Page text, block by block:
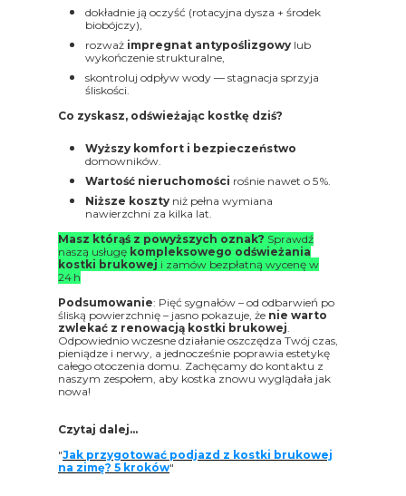
dokładnie ją oczyść (rotacyjna dysza + środek
biobójczy),
rozważ impregnat antypoślizgowy lub
wykończenie strukturalne,
skontroluj odpływ wody — stagnacja sprzyja
śliskości.
Co zyskasz, odświeżając kostkę dziś?
Wyższy komfort i bezpieczeństwo
domowników.
Wartość nieruchomości rośnie nawet o 5 %.
Niższe koszty niż pełna wymiana
nawierzchni za kilka lat.
Masz którąś z powyższych oznak? Sprawdź
naszą usługę kompleksowego odświeżania
kostki brukowej i zamów bezpłatną wycenę w
24 h
Podsumowanie: Pięć sygnałów – od odbarwień po
śliską powierzchnię – jasno pokazuje, że nie warto
zwlekać z renowacją kostki brukowej.
Odpowiednio wczesne działanie oszczędza Twój czas,
pieniądze i nerwy, a jednocześnie poprawia estetykę
całego otoczenia domu. Zachęcamy do kontaktu z
naszym zespołem, aby kostka znowu wyglądała jak
nowa!
Czytaj dalej...
"Jak przygotować podjazd z kostki brukowej
na zimę? 5 kroków"